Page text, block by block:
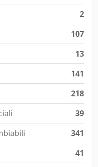
2
107
13
141
218
39
341
41